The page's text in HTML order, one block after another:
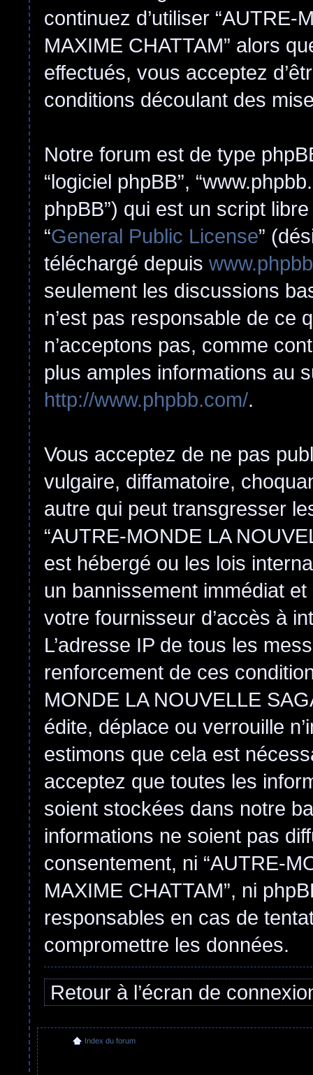
continuez d’utiliser “AUTRE-
MAXIME CHATTAM” alors
effectués, vous acceptez
conditions découlant des
Notre forum est de type
“logiciel phpBB”,
phpBB”) qui est un script
“General Public License”
téléchargé depuis
seulement les discussions
n’est pas responsable de ce
n’acceptons pas, comme
plus amples informations au
http://www.phpbb.com/.
Vous acceptez de ne pas
vulgaire, diffamatoire,
autre qui peut transgresser
“AUTRE-MONDE LA
est hébergé ou les lois
un bannissement immédiat
votre fournisseur d’accès à
L’adresse IP de tous les
renforcement de ces
MONDE LA NOUVELLE
édite, déplace ou verrouille
estimons que cela est
acceptez que toutes les
soient stockées dans notre
informations ne soient pas
consentement, ni “AUTRE-
MAXIME CHATTAM”, ni
responsables en cas de
compromettre les données.
Retour à l’écran de
Index du forum